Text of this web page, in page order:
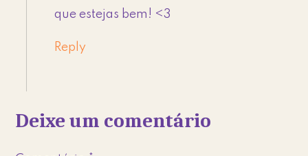
que estejas bem! <3
Reply
Deixe um comentário